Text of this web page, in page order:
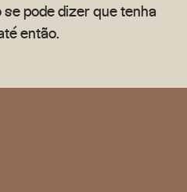
pode dizer que tenha
então.